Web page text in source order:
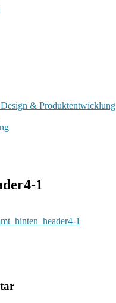
& Produktentwicklung
1
1